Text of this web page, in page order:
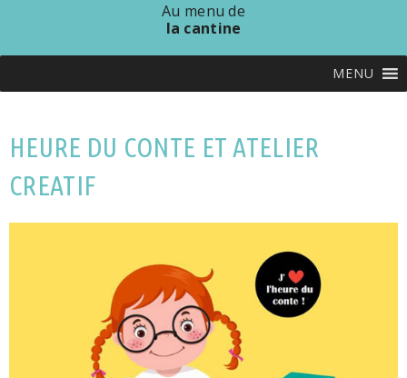
Au menu de
la cantine
MENU
HEURE DU CONTE ET ATELIER
CREATIF